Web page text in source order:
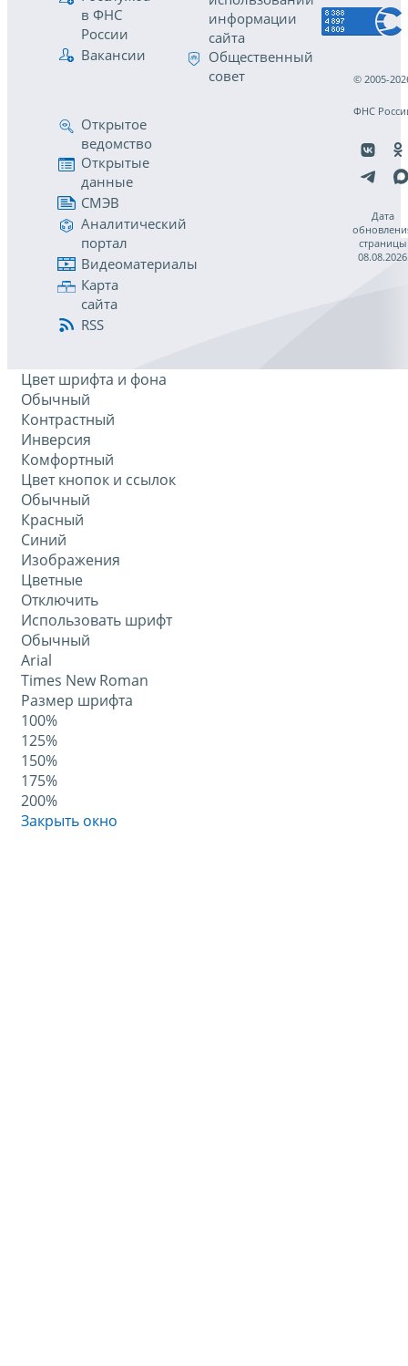
в ФНС
России
Вакансии
информации
сайта
Общественный
совет
Открытое
ведомство
Открытые
данные
СМЭВ
Аналитический
портал
Видеоматериалы
Карта
сайта
RSS
© 2005-
ФНС
Дата
страницы
08.08.2026
Цвет шрифта и фона
Обычный
Контрастный
Инверсия
Комфортный
Цвет кнопок и ссылок
Обычный
Красный
Синий
Изображения
Цветные
Отключить
Использовать шрифт
Обычный
Arial
Times New Roman
Размер шрифта
100%
125%
150%
175%
200%
Закрыть окно